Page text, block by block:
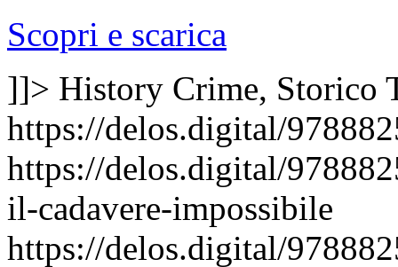
Scopri e scarica
]]> History Crime, Storico
https://delos.digital/
https://delos.digital/
il-cadavere-impossibile
https://delos.digital/